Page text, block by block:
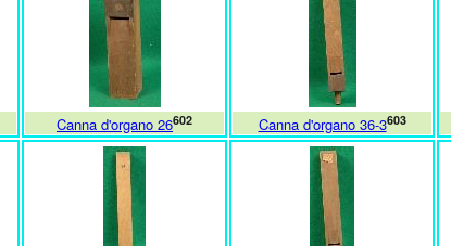
Canna d'organo 26602 Canna d'organo 36-3603